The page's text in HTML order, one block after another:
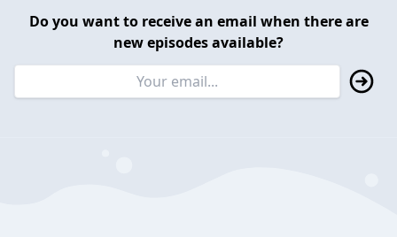
Do you want to receive an email when there are
new episodes available?